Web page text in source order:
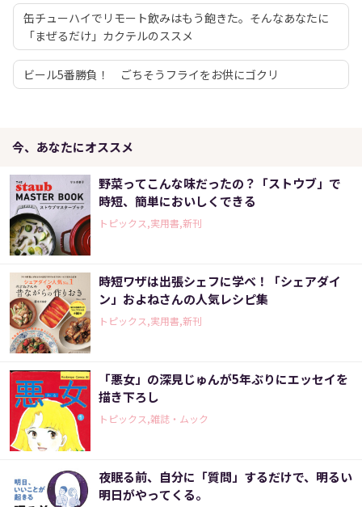
缶チューハイでリモート飲みはもう飽きた。そんなあなたに
「まぜるだけ」カクテルのススメ
ビール5番勝負！ ごちそうフライをお供にゴクリ
今、あなたにオススメ
野菜ってこんな味だったの？「ストウブ」で
時短、簡単においしくできる
トピックス,実用書,新刊
時短ワザは出張シェフに学べ！「シェアダイ
ン」およねさんの人気レシピ集
トピックス,実用書,新刊
「悪女」の深見じゅんが5年ぶりにエッセイを
描き下ろし
トピックス,雑誌・ムック
夜眠る前、自分に「質問」するだけで、明るい
明日がやってくる。